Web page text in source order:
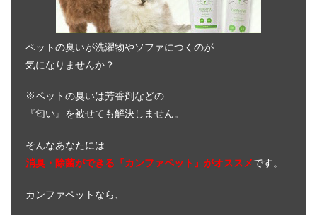
ペットの臭いが洗濯物やソファにつくのが
気になりませんか？
※ペットの臭いは芳香剤などの
『匂い』を被せても解決しません。
そんなあなたには
消臭・除菌ができる『カンファペット』がオススメです。
カンファペットなら、